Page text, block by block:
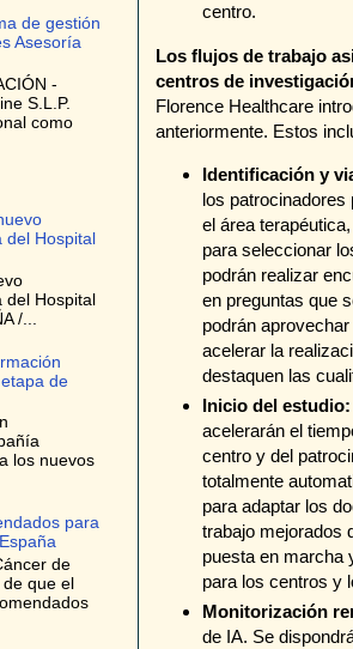
centro.
Los flujos de trabajo
centros de
Florence Healthcare
anteriormente. Estos
Identificación y
los patrocinadores
el área
para seleccionar
podrán realizar
en preguntas que
podrán
acelerar la
destaquen las
Inicio del estudio:
acelerarán el
centro y del
totalmente
para adaptar los
trabajo mejorados
puesta en marcha
para los centros y
Monitorización
de IA. Se
de gestión
Asesoría
-
S.L.P.
como
del Hospital
del Hospital
/...
de
los nuevos
para
de
de que el